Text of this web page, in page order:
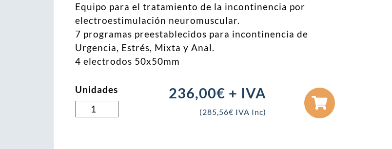
Equipo para el tratamiento de la incontinencia por
electroestimulación neuromuscular.
7 programas preestablecidos para incontinencia de
Urgencia, Estrés, Mixta y Anal.
4 electrodos 50x50mm
Unidades
UROstim
2
236,00€ + IVA
(285,56€ IVA Inc)